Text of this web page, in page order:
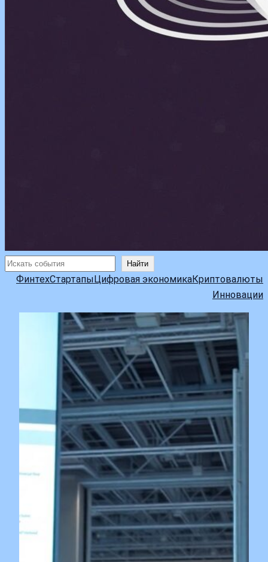
Поиск Найти
ФинтехСтартапыЦифровая экономикаКриптовалюты
Инновации